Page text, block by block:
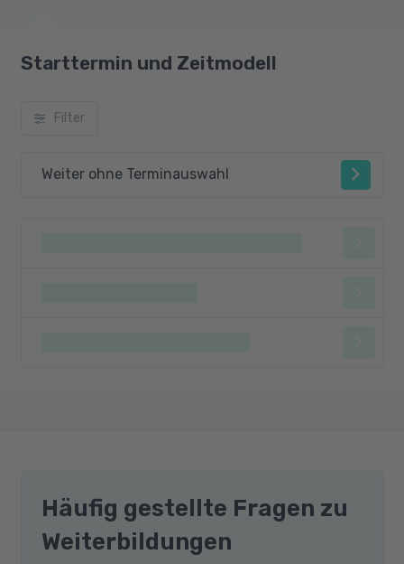
Starttermin und Zeitmodell
Filter
Weiter ohne Terminauswahl
Häufig gestellte Fragen zu
Weiterbildungen